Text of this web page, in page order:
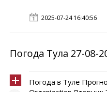
2025-07-24 16:40:56
Погода Тула 27-08-
Погода в Туле